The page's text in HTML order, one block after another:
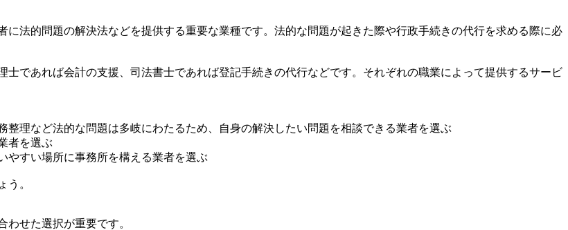
法的問題の解決法などを提供する重要な業種です。法的な問題が起きた際や行政手続きの代行を求める際に必
であれば会計の支援、司法書士であれば登記手続きの代行などです。それぞれの職業によって提供するサービ
理など法的な問題は多岐にわたるため、自身の解決したい問題を相談できる業者を選ぶ
者を選ぶ
やすい場所に事務所を構える業者を選ぶ
う。
せた選択が重要です。